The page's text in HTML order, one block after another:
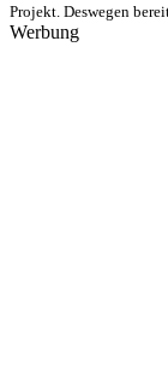
Projekt. Deswegen
Werbung